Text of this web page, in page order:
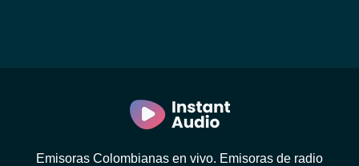
Emisoras Colombianas en vivo. Emisoras de radio